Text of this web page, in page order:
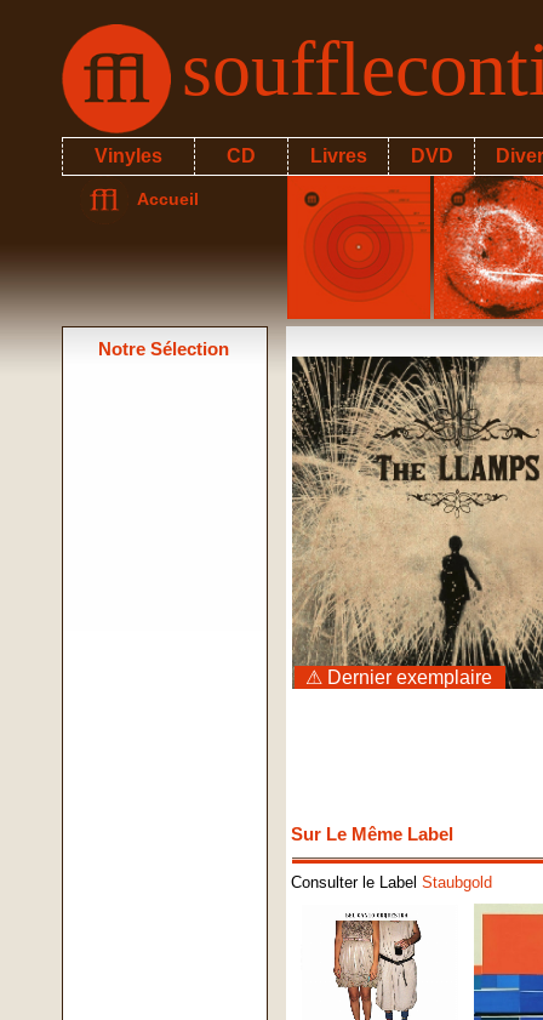
Vinyles CD Livres DVD
Accueil
Notre Sélection
⚠ Dernier exemplaire
Sur Le Même Label
Consulter le LabelStaubgold